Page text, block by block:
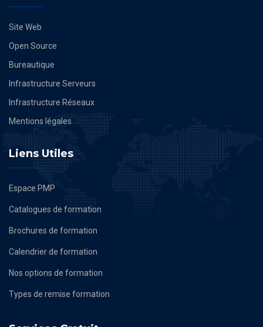
Site Web
Open Source
Bureautique
Infrastructure Serveurs
Infrastructure Réseaux
Mentions légales
Liens Utiles
Espace PMP
Catalogues de formation
Brochures de formation
Calendrier de formation
Nos options de formation
Types de remise formation